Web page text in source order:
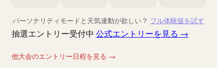
パーソナリティモードと天気連動が欲しい？ フル体験版を試す
抽選エントリー受付中 公式エントリーを見る →
他大会のエントリー日程を見る →